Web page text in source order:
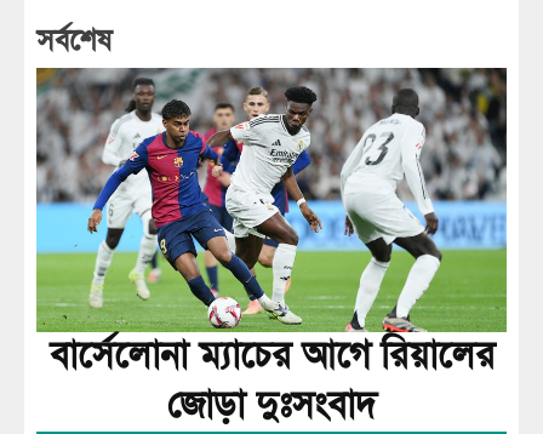
সর্বশেষ
বার্সেলোনা ম্যাচের আগে রিয়ালের
জোড়া দুঃসংবাদ